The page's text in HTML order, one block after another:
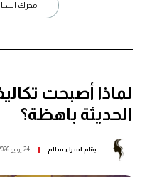
محرك
لماذا أصبحت
الحديثة باهظة؟
بقلم اسراء سالم 24 يوليو 2026